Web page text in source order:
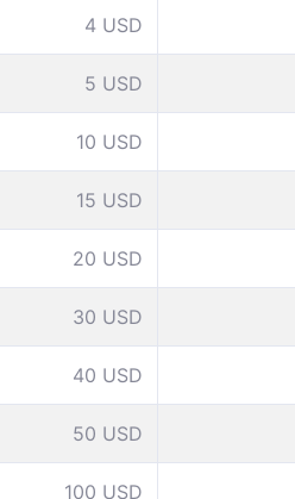
4 USD
5 USD
10 USD
15 USD
20 USD
30 USD
40 USD
50 USD
100 USD